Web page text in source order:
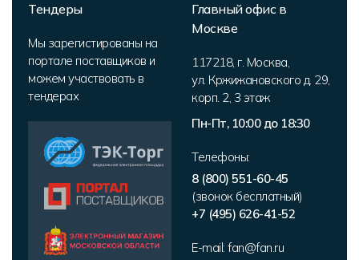
Тендеры
Мы зарегистированы на
портале поставщиков и
можем участвовать в
тендерах
Главный офис в
Москве
117218, г. Москва,
ул. Кржижановского д. 29,
корп. 2, 3 этаж
Пн-Пт, 10:00 до 18:30
Телефоны:
8 (800) 551-60-45
(звонок бесплатный)
+7 (495) 626-41-52
E-mail: fan@fan.ru